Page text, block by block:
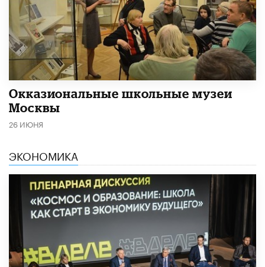
​Окказиональные школьные музеи
Москвы
26 ИЮНЯ
ЭКОНОМИКА